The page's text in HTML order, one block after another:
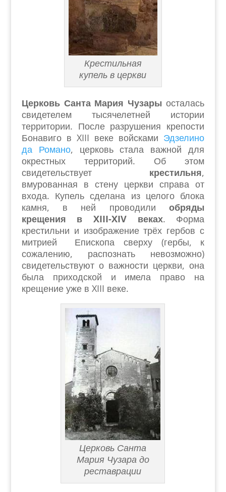
Крестильная
купель в церкви
Церковь Санта Мария Чузары осталась
свидетелем тысячелетней истории
территории. После разрушения крепости
Бонавиго в XIII веке войсками Эдзелино
да Романо, церковь стала важной для
окрестных территорий. Об этом
свидетельствует крестильня,
вмурованная в стену церкви справа от
входа. Купель сделана из целого блока
камня, в ней проводилиобряды
крещения в XIII-XIV веках. Форма
крестильни и изображение трёх гербов с
митрией Епископа сверху (гербы, к
сожалению, распознать невозможно)
свидетельствуют о важности церкви, она
была приходской и имела право на
крещение уже в XIII веке.
Церковь Санта
Мария Чузара до
реставрации